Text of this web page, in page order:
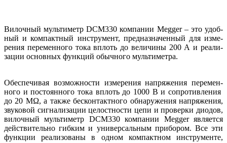
Вилочный мультиметр DCM330 компании Megger – это удоб-
ный и компактный инструмент, предназначенный для изме-
рения переменного тока вплоть до величины 200 А и реали-
зации основных функций обычного мультиметра.
Обеспечивая возможности измерения напряжения перемен-
ного и постоянного тока вплоть до 1000 В и сопротивления
до 20 МΩ, а также бесконтактного обнаружения напряжения,
звуковой сигнализации целостности цепи и проверки диодов,
вилочный мультиметр DCM330 компании Megger является
действительно гибким и универсальным прибором. Все эти
функции реализованы в одном компактном инструменте,